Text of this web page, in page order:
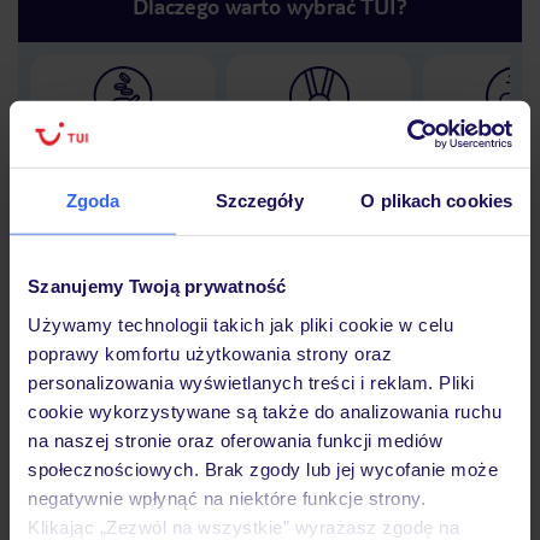
Zgoda Szczegóły O plikach cookies
Szanujemy Twoją prywatność
Używamy technologii takich jak pliki cookie w celu
poprawy komfortu użytkowania strony oraz
personalizowania wyświetlanych treści i reklam. Pliki
cookie wykorzystywane są także do analizowania ruchu
na naszej stronie oraz oferowania funkcji mediów
społecznościowych. Brak zgody lub jej wycofanie może
negatywnie wpłynąć na niektóre funkcje strony.
Klikając „Zezwól na wszystkie” wyrażasz zgodę na
Lider niskich cen 30 lat w
Hotel
Opinie
Pokoje